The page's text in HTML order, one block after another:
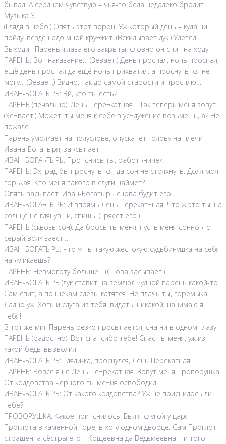
бывал. А сердцем чувствую – чья-то беда недалеко бродит.
Музыка 3
(Глядя в небо.) Опять этот ворон. Уж который день – куда ни
пойду, везде надо мной кру¬жит. (Вскидывает лук.) Улетел!..
Выходит Парень, глаза его закрыты, словно он спит на ходу.
ПАРЕНЬ: Вот наказание… (Зевает.) День проспал, ночь проспал,
ещё день проспал да ещё ночь прихватил, а проснуть¬ся не
могу… (Зевает.) Видно, так до самой старости и просплю…
ИВАН-БОГАТЫРЬ: Эй, кто ты есть?
ПАРЕНЬ (печально): Лень Пере¬катная… Так теперь меня зовут.
(Зе¬вает.) Может, ты меня к себе в ус¬лужение возьмешь, а? Не
пожале…
Парень умолкает на полуслове, опуска¬ет голову на плечи
Ивана-Богатыря, за¬сыпает.
ИВАН-БОГА¬ТЫРЬ: Про¬снись ты, работ¬ничек!
ПАРЕНЬ: Эх, рад бы проснуть¬ся, да сон не стряхнуть. Доля моя
горькая. Кто меня такого в слуги наймет?..
Опять засыпает. Иван-Богатырь снова будит его.
ИВАН-БОГА¬ТЫРЬ: И впрямь Лень Перекат¬ная. Что ж это ты, на
солнце не глянувши, спишь. (Трясёт его.)
ПАРЕНЬ (сквозь сон): Да брось ты меня, пусть меня сонно¬го
серый волк заест…
ИВАН-БОГАТЫРЬ: Что ж ты такую жестокую судьбинушка на себя
на¬кликаешь?
ПАРЕНЬ: Невмоготу больше… (Снова засыпает.)
ИВАН-БОГАТЫРЬ (лук ставит на землю): Чудной парень какой-то.
Сам спит, а по щекам слёзы катятся. Не плачь ты, горемыка.
Ладно уж! Хоть и слуга из тебя, видать, никакой, нанимаю я
тебя!
В тот же миг Парень резко просыпается, сна ни в одном глазу.
ПАРЕНЬ (радостно): Вот спа¬сибо тебе! Спас ты меня, уж из
какой беды вызволил!
ИВАН-БОГАТЫРЬ: Гляди-ка, проснулся, Лень Перекатная!
ПАРЕНЬ: Вовсе я не Лень Пе¬рекатная. Зовут меня Проворушка.
От колдовства чёрного ты ме¬ня освободил.
ИВАН-БОГАТЫРЬ: От какого колдовства? Уж не приснилось ли
тебе?
ПРОВОРУШКА: Какое при¬снилось! Был я слугой у царя
Проглота в каменной горе, в хо¬лодном дворце. Сам Проглот
страшен, а сёстры его – Кощеевна да Ведьмеевна – и того